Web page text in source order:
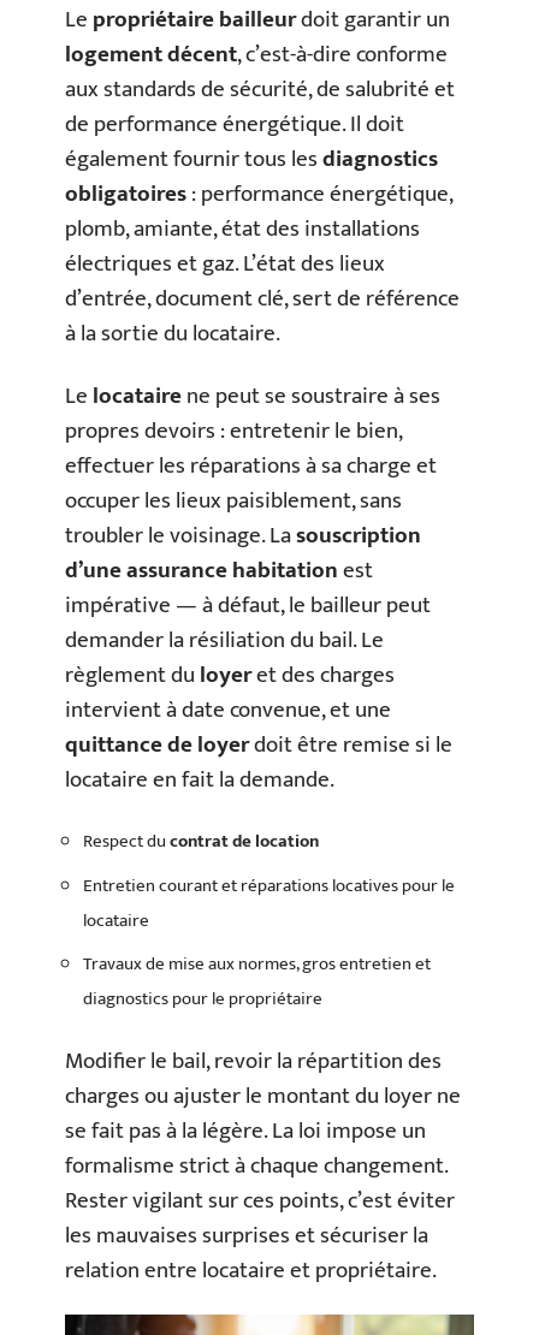
Lepropriétaire bailleurdoit garantir un
logement décent, c’est-à-dire conforme
aux standards de sécurité, de salubrité et
de performance énergétique. Il doit
également fournir tous lesdiagnostics
obligatoires: performance énergétique,
plomb, amiante, état des installations
électriques et gaz. L’état des lieux
d’entrée, document clé, sert de référence
à la sortie du locataire.
Lelocatairene peut se soustraire à ses
propres devoirs : entretenir le bien,
effectuer les réparations à sa charge et
occuper les lieux paisiblement, sans
troubler le voisinage. Lasouscription
d’une assurance habitationest
impérative — à défaut, le bailleur peut
demander la résiliation du bail. Le
règlement duloyeret des charges
intervient à date convenue, et une
quittance de loyerdoit être remise si le
locataire en fait la demande.
Respect ducontrat de location
Entretien courant et réparations locatives pour le
locataire
Travaux de mise aux normes, gros entretien et
diagnostics pour le propriétaire
Modifier le bail, revoir la répartition des
charges ou ajuster le montant du loyer ne
se fait pas à la légère. La loi impose un
formalisme strict à chaque changement.
Rester vigilant sur ces points, c’est éviter
les mauvaises surprises et sécuriser la
relation entre locataire et propriétaire.